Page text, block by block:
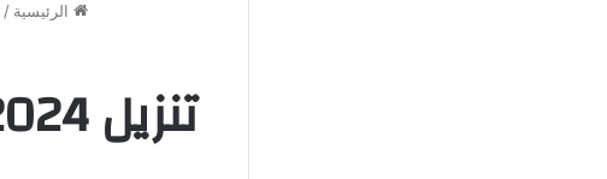
الرئيسية /